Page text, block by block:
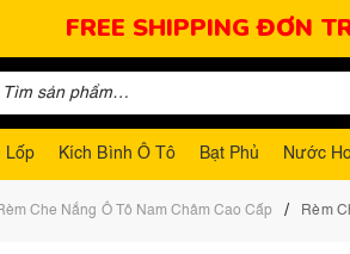
FREE SHIPPING ĐƠN
Lốp Kích Bình Ô Tô Bạt Phủ Nước
Che Nắng Ô Tô Nam Châm Cao Cấp / Rèm